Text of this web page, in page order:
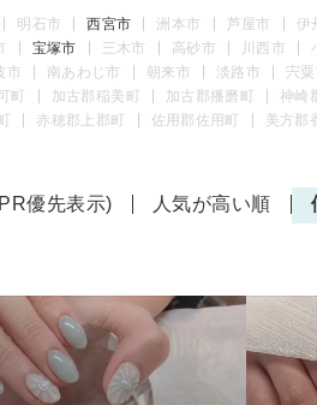
明石市 西宮市 洲本市 芦屋市 伊
宝塚市 三木市 高砂市 川西市
市 南あわじ市 朝来市 淡路市 宍
町 加古郡稲美町 加古郡播磨町 神崎
赤穂郡上郡町 佐用郡佐用町 美方郡
優先表示) 人気が高い順